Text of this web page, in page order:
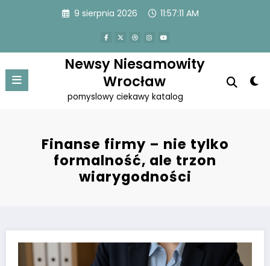
9 sierpnia 2026 11:57:12 AM
Newsy Niesamowity
Wrocław
pomyslowy ciekawy katalog
Finanse firmy – nie tylko
formalność, ale trzon
wiarygodności